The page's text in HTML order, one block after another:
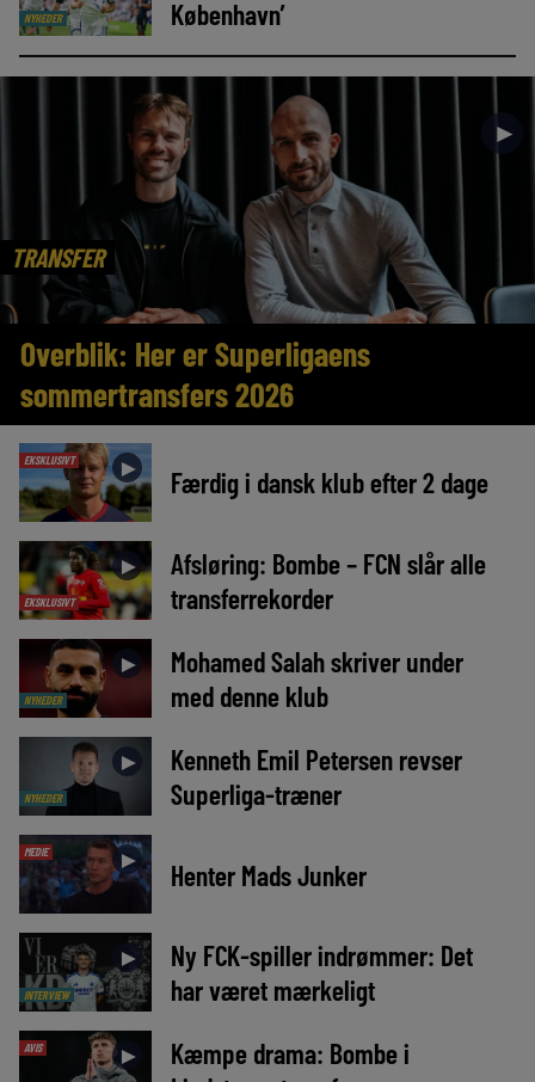
NYHEDER København’
TRANSFER
►
Overblik: Her er Superligaens
sommertransfers 2026
EKSKLUSIVT ► Færdig i dansk klub efter 2 dage
EKSKLUSIVT
►
Afsløring: Bombe – FCN slår alle
transferrekorder
NYHEDER
►
Mohamed Salah skriver under
med denne klub
NYHEDER
►
Kenneth Emil Petersen revser
Superliga-træner
MEDIE ► Henter Mads Junker
INTERVIEW
►
Ny FCK-spiller indrømmer: Det
har været mærkeligt
AVIS ►
Kæmpe drama: Bombe i